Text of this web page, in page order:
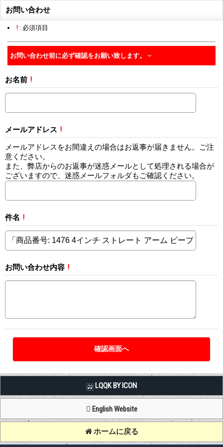
お問い合わせ
! : 必須項目
お問い合わせ前に必ず確認をお願い致します。
お名前 !
メールアドレス !
メールアドレスをお間違えの場合はお返事が届きません。ご注
意ください。
また、弊店からのお返事が迷惑メールとして処理される場合が
ございますので、迷惑メールフォルダもご確認ください。
件名 !
お問い合わせ内容 !
LQQK BY ICON
English Website
ホームに戻る